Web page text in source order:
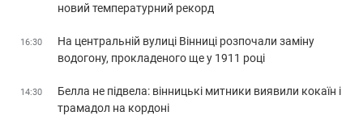
новий температурний рекорд
16:30
На центральній вулиці Вінниці розпочали заміну
водогону, прокладеного ще у 1911 році
14:30
Белла не підвела: вінницькі митники виявили кокаїн і
трамадол на кордоні